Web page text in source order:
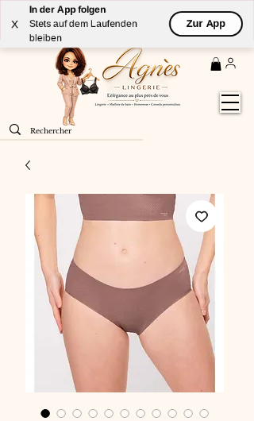
X
In der App folgen
Stets auf dem Laufenden
bleiben
Zur App
LivraisonGRATUITE (à partir de 59€) à domicile par
Colissimo en France métropolitaine